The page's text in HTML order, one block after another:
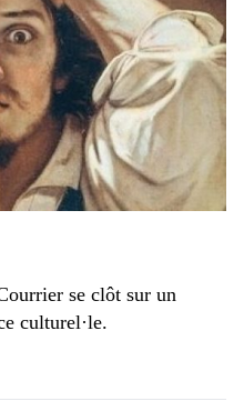
se clôt sur un
culturel·le.